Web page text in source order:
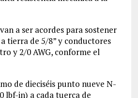
a ser acordes para sostener
tierra de 5/8” y conductores
y 2/0 AWG, conforme el
de dieciséis punto nueve N-
lbf-in) a cada tuerca de